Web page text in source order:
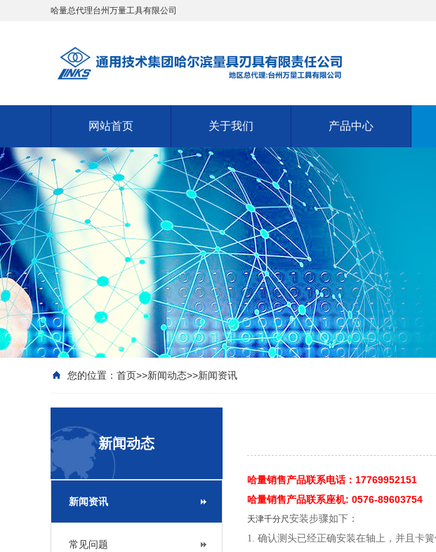
哈量总代理台州万量工具有限公司
网站首页 关于我们 产品中心
您的位置： 首页>>新闻动态>>新闻资讯
新闻动态
新闻资讯
常见问题
哈量销售产品联系电话：17769952151
哈量销售产品联系座机: 0576-89603754
天津千分尺安装步骤如下：
1. 确认测头已经正确安装在轴上，并且卡